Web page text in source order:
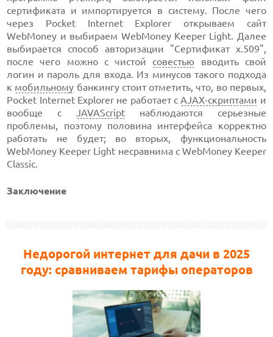
сертификата и импортируется в систему. После чего
через Pocket Internet Explorer открываем сайт
WebMoney и выбираем WebMoney Keeper Light. Далее
выбирается способ авторизации "Сертификат х.509",
после чего можно с чистой совестью вводить свой
логин и пароль для входа. Из минусов такого подхода
к мобильному банкингу стоит отметить, что, во первых,
Pocket Internet Explorer не работает сAJAX-скриптами и
вообще с JAVAScript наблюдаются серьезные
проблемы, поэтому половина интерфейса корректно
работать не будет; во вторых, функциональность
WebMoney Keeper Light несравнима с WebMoney Keeper
Classic.
Заключение
Недорогой интернет для дачи в 2025
году: сравниваем тарифы операторов